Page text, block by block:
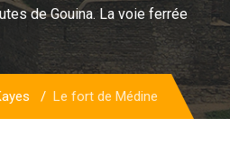
de Gouina. La voie ferrée
Le fort de Médine